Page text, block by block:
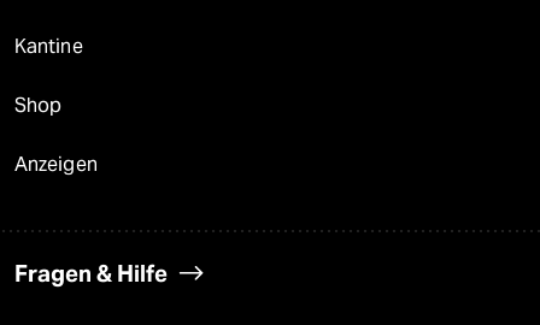
Kantine
Shop
Anzeigen
Fragen & Hilfe